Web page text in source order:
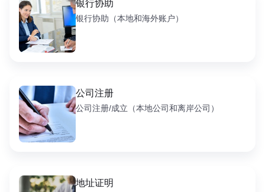
银行协助
银行协助（本地和海外账户）
公司注册
公司注册/成立（本地公司和离岸公司）
地址证明